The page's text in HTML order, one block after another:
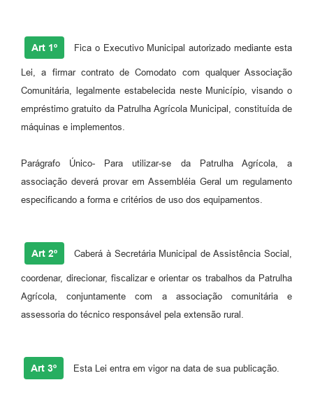
Publicações
Vigilância em Saúde
Creche Municipal
Plano Diretor
REMUME
Contratos
Legislação
Legislação para Concurso
Art 1º Fica o Executivo Municipal autorizado mediante esta
Lei, a firmar contrato de Comodato com qualquer Associação
Comunitária, legalmente estabelecida neste Município, visando o
empréstimo gratuito da Patrulha Agrícola Municipal, constituída de
máquinas e implementos.
Parágrafo Único- Para utilizar-se da Patrulha Agrícola, a
associação deverá provar em Assembléia Geral um regulamento
especificando a forma e critérios de uso dos equipamentos.
Art 2º Caberá à Secretária Municipal de Assistência Social,
coordenar, direcionar, fiscalizar e orientar os trabalhos da Patrulha
Agrícola, conjuntamente com a associação comunitária e
assessoria do técnico responsável pela extensão rural.
Art 3º Esta Lei entra em vigor na data de sua publicação.